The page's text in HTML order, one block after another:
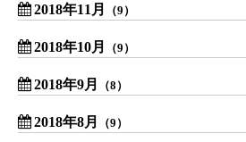
2018年11月 （9）
2018年10月 （9）
2018年9月 （8）
2018年8月 （9）